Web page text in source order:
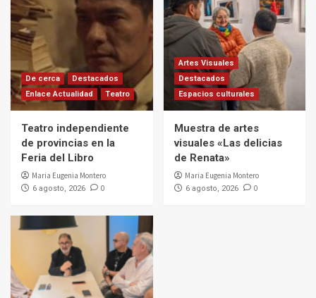
De cerca
Destacados
Enlace Actualidad
Teatro
Teatro independiente
de provincias en la
Feria del Libro
Maria Eugenia Montero
6 agosto, 2026 0
Artes Visuales
Destacados
Espacios culturales
Muestra de artes
visuales «Las delicias
de Renata»
Maria Eugenia Montero
6 agosto, 2026 0